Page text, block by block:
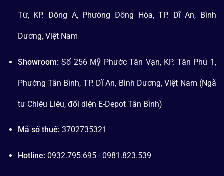
Từ, KP. Đông A, Phường Đông Hòa, TP. Dĩ An, Bình
Dương, Việt Nam
Showroom: Số 256 Mỹ Phước Tân Vạn, KP. Tân Phú 1,
Phường Tân Bình, TP. Dĩ An, Bình Dương, Việt Nam (Ngã
tư Chiêu Liêu, đối diện E-Depot Tân Bình)
Mã số thuế: 3702735321
Hotline: 0932.795.695 - 0981.823.539